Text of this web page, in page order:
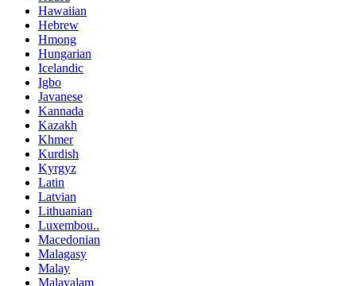
Hawaiian
Hebrew
Hmong
Hungarian
Icelandic
Igbo
Javanese
Kannada
Kazakh
Khmer
Kurdish
Kyrgyz
Latin
Latvian
Lithuanian
Luxembou..
Macedonian
Malagasy
Malay
Malayalam